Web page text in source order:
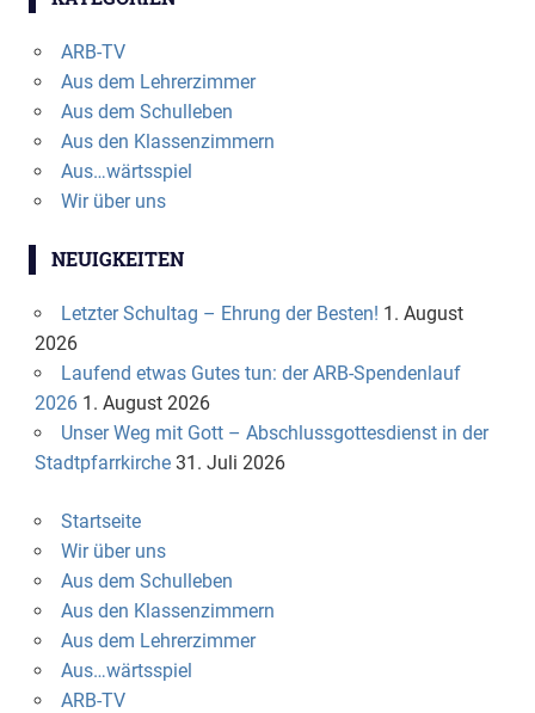
ARB-TV
Aus dem Lehrerzimmer
Aus dem Schulleben
Aus den Klassenzimmern
Aus…wärtsspiel
Wir über uns
NEUIGKEITEN
Letzter Schultag – Ehrung der Besten! 1. August
2026
Laufend etwas Gutes tun: der ARB-Spendenlauf
2026 1. August 2026
Unser Weg mit Gott – Abschlussgottesdienst in der
Stadtpfarrkirche 31. Juli 2026
Startseite
Wir über uns
Aus dem Schulleben
Aus den Klassenzimmern
Aus dem Lehrerzimmer
Aus…wärtsspiel
ARB-TV